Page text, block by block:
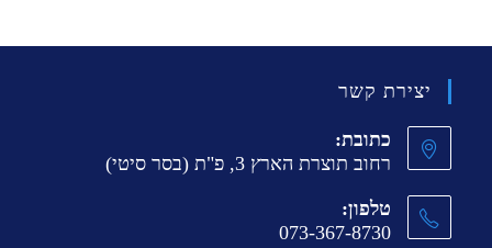
יצירת קשר
כתובת:
רחוב תוצרת הארץ 3, פ"ת (בסר סיטי)
טלפון:
073-367-8730